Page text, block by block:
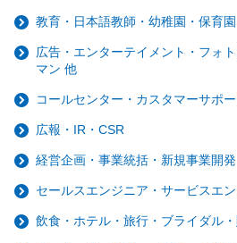
教育・日本語教師・幼稚園・保育
広告・エンターテイメント・フォ
マン 他
コールセンター・カスタマーサポ
広報・IR・CSR
経営企画・事業統括・新規事業開発
セールスエンジニア・サービスエ
飲食・ホテル・旅行・ブライダル